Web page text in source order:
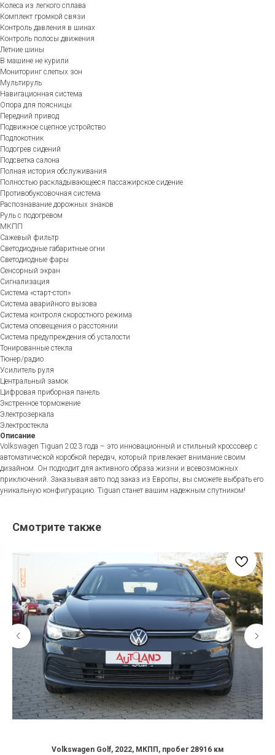
Колеса из легкого сплава
Комплект громкой связи
Контроль давления в шинах
Контроль полосы движения
Летние шины
В машине не курили
Мониторинг слепых зон
Мультируль
Навигационная система
Опора для поясницы
Передний привод
Подвижное сцепное устройство
Подлокотник
Подогрев сидений
Подсветка салона
Полная история обслуживания
Полностью раскладывающееся пассажирское сидение
Противобуксовочная система
Распознавание дорожных знаков
Руль с подогревом
МКПП
Сажевый фильтр
Светодиодные габаритные огни
Светодиодные фары
Сенсорный экран
Сигнализация
Система «старт-стоп»
Система аварийного вызова
Система контроля скоростного режима
Система оповещения о расстоянии
Система предупреждения об усталости
Тонированные стекла
Тюнер/радио
Усилитель руля
Центральный замок
Цифровая приборная панель
Экстренное торможение
Электрозеркала
Электростекла
Описание
Volkswagen Tiguan 2023 года – это инновационный и стильный кроссовер с
автоматической коробкой передач, который привлекает внимание своим
дизайном. Он подходит для активного образа жизни и всевозможных
приключений. Заказывая авто под заказ из Европы, вы сможете выбрать его
уникальную конфигурацию. Tiguan станет вашим надежным спутником!
Смотрите также
Volkswagen Golf, 2022, МКПП, пробег 28916 км